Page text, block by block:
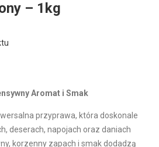
– 1kg
Aromat i Smak
przyprawa, która doskonale
deserach, napojach oraz daniach
korzenny zapach i smak dodadzą